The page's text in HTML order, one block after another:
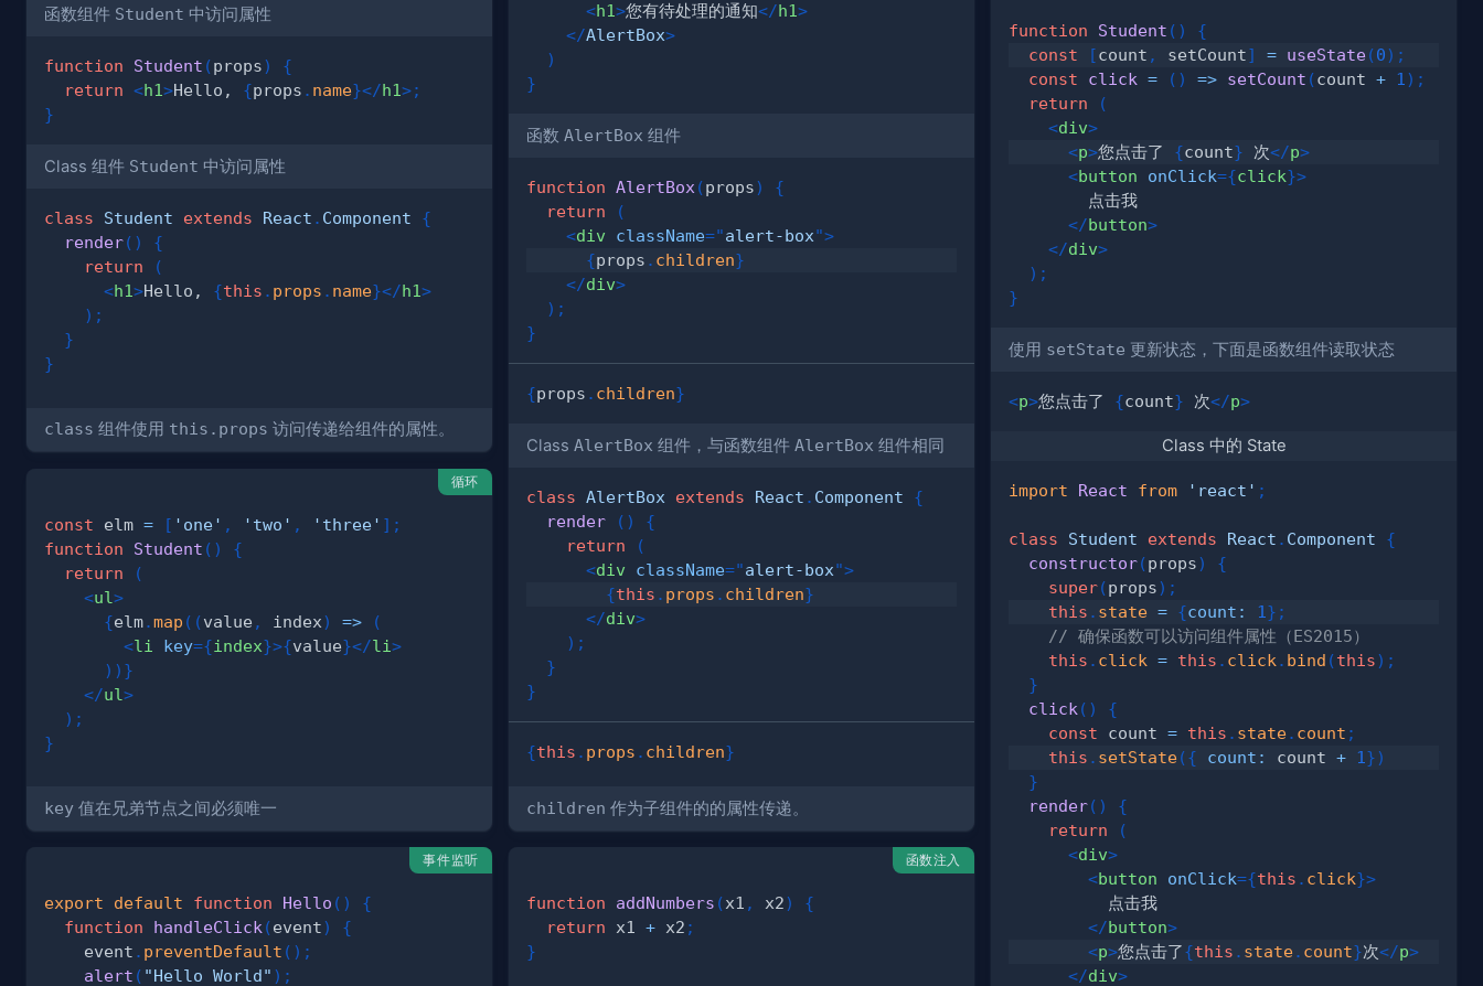
函数组件 Student 中访问属性
function Student (props)
{
return <h1>Hello, {props . name}</h1>;
}
Class 组件 Student 中访问属性
class Student extends React . Component
{
render( )
{
return
(
<h1>Hello, {this . props . name}</h1>
) ;
}
}
class 组件使用 this.props 访问传递给组件的属性。
<h1>您有待处理的通知</h1>
</AlertBox>
)
}
函数AlertBox 组件
function AlertBox (props)
{
return
(
<div className="alert-box">
{props . children}
</div>
) ;
}
{props . children}
ClassAlertBox 组件，与函数组件AlertBox 组件相同
class AlertBox extends React . Component
{
render
( )
{
return
(
<div className="alert-box">
{this . props . children}
</div>
) ;
}
}
{this . props . children}
children 作为子组件的的属性传递。
function Student ( )
{
const
[count , setCount] = useState(0) ;
const
click = ( ) => setCount (count + 1 ) ;
return
(
<div>
<p>您点击了 {count} 次</p>
<button onClick={click}>
</button>
</div>
) ;
}
使用 setState 更新状态，下面是函数组件读取状态
<p>您点击了 {count} 次</p>
Class 中的 State
import React from 'react' ;
class Student extends React . Component
{
constructor(props)
{
super(props) ;
this . state = {count : 1 } ;
// 确保函数可以访问组件属性（ES2015）
this . click = this . click . bind (this) ;
}
click ( )
{
const count = this . state. count ;
this . setState({ count : count + 1 })
}
render( )
{
return
(
<div>
<button onClick={this . click}>
</button>
<p>您点击了{this . state. count}次</p>
</div>
循环
const elm = [ 'one' , 'two' , 'three' ] ;
function
Student ( )
{
return
(
<ul>
{elm.map ( (value , index) =>
(
<li key={index}>{value}</li>
) ) }
</ul>
) ;
}
key 值在兄弟节点之间必须唯一
事件监听
export default function Hello ( )
{
function
handleClick(event)
{
    event
. preventDefault ( ) ;
alert ( "Hello World" ) ;
函数注入
function addNumbers (x1 , x2)
{
return x1 + x2 ;
}